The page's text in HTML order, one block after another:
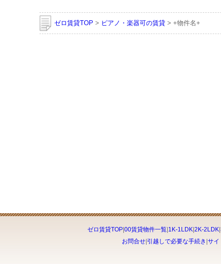
ゼロ賃貸TOP > ピアノ・楽器可の賃貸 > +物件名+
ゼロ賃貸TOP| 00賃貸物件一覧| 1K-1LDK| 2K-2LDK|
お問合せ 引越しで必要な手続き サイ